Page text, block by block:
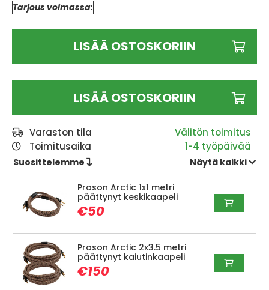
Tarjous voimassa:
LISÄÄ OSTOSKORIIN
LISÄÄ OSTOSKORIIN
Varaston tila
Toimitusaika
1-4 työpäivää
Suosittelemme  Näytä kaikki 
Proson Arctic 1x1 metri
päättynyt keskikaapeli
€50
Proson Arctic 2x3.5 metri
päättynyt kaiutinkaapeli
€150